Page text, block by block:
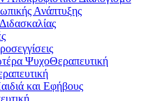
Ανάπτυξης
ΨυχοΘεραπευτική
και Εφήβους